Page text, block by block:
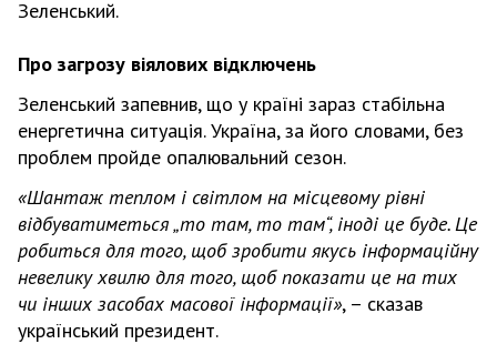
Зеленський.
Про загрозу віялових відключень
Зеленський запевнив, що у країні зараз стабільна
енергетична ситуація. Україна, за його словами, без
проблем пройде опалювальний сезон.
«Шантаж теплом і світлом на місцевому рівні
відбуватиметься „то там, то там“, іноді це буде. Це
робиться для того, щоб зробити якусь інформаційну
невелику хвилю для того, щоб показати це на тих
чи інших засобах масової інформації», – сказав
український президент.